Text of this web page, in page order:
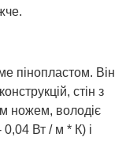
пінопластом. Він
стін з
ножем, володіє
Вт / м * К) і